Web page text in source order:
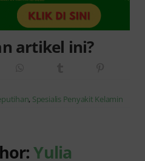
artikel ini?
, Spesialis Penyakit Kelamin
Yulia